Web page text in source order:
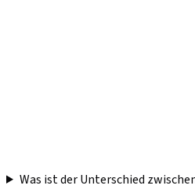
Was ist der Unterschied